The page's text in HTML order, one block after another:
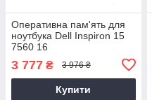
Оперативна пам'ять для
ноутбука Dell Inspiron 15
7560 16
3 777 ₴ 3 976 ₴
Купити